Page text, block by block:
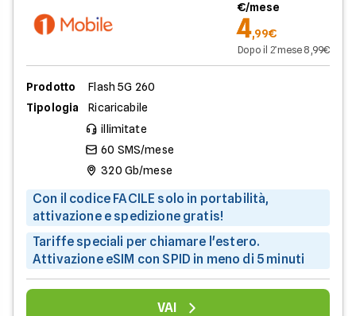
€/mese
4,99€
Dopo il 2̊ mese 8,99€
Prodotto
Flash 5G 260
Tipologia
Ricaricabile
illimitate
60 SMS/mese
320 Gb/mese
Con il codice FACILE solo in portabilità,
attivazione e spedizione gratis!
Tariffe speciali per chiamare l'estero.
Attivazione eSIM con SPID in meno di 5 minuti
VAI